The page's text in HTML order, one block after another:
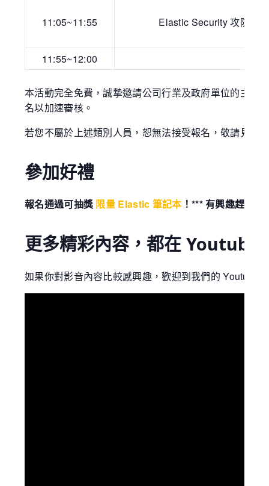
11:05~11:55 Elastic Security 攻防解
11:55~12:00
本活動完全免費，誠摯邀請公司行業及政府單位的主管
名以加速審核。
若您不屬於上述類別人員，恕無法接受報名，敬請見諒
參加好禮
報名通過可抽獎 限量 Elastic 筆記本！*** 有興趣趕快報
更多精彩內容，都在 Youtube
如果你對影音內容比較感興趣，歡迎到我們的 Youtube